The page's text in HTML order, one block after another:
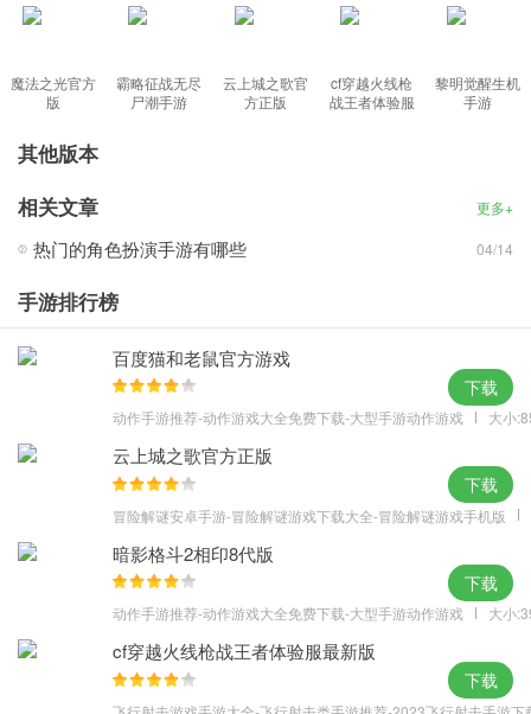
领略不一 样的劲爆PK仙侠世界，让我们齐踏修仙路，一起逆天改
百炼成魔手游特色：
2：仙境如云，召唤坐骑对战强敌！
3：酷炫武器，你将成为最强的王者！
5：突出重围，拯救你心爱的女神!
快速升级攻略：
主线任务就是刚开始游戏时的剧情路线，跟随任务从最初级开始，
完成剧情任务，这是游戏升级的最基本，也是最重要的途径。而且
游戏某些功能玩法需要完成主线任务后才能解锁，所以大家切忌不
中右方的鞋子可以提供传送功能，直接传送至任务NPC附近，大大
传送啦！）
魔法之光官方
版
霸略征战无尽
尸潮手游
云上城之歌官
方正版
cf穿越火线枪
战王者体验服
黎明觉醒生机
手游
其他版本
相关文章
更多+
热门的角色扮演手游有哪些 04/14
手游排行榜
百度猫和老鼠官方游戏
动作手游推荐-动作游戏大全免费下载-大型手游动作游戏 大小
下载
云上城之歌官方正版
冒险解谜安卓手游-冒险解谜游戏下载大全-冒险解谜游戏手机版
下载
暗影格斗2相印8代版
动作手游推荐-动作游戏大全免费下载-大型手游动作游戏 大小
下载
cf穿越火线枪战王者体验服最新版
下载